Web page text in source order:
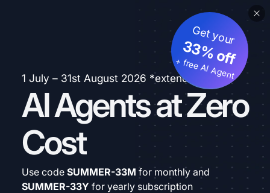
1 July – 31st August 2026 *extended
AI Agents at Zero
Cost
Get your
33% off
+ free AI Agent
Use code SUMMER-33M for monthly and
SUMMER-33Y for yearly subscription